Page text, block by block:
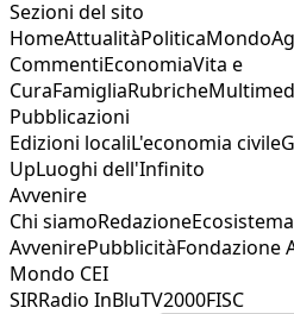
Sezioni del sito
HomeAttualitàPoliticaMondo
CommentiEconomiaVita e
CuraFamigliaRubriche
Pubblicazioni
Edizioni localiL'economia civile
UpLuoghi dell'Infinito
Avvenire
Chi siamoRedazioneEcosistema
AvvenirePubblicitàFondazione
Mondo CEI
SIRRadio InBluTV2000FISC